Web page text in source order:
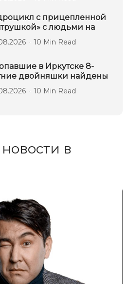
с прицепленной
с людьми на
10 Min Read
в Иркутске 8-
двойняшки найдены
10 Min Read
в